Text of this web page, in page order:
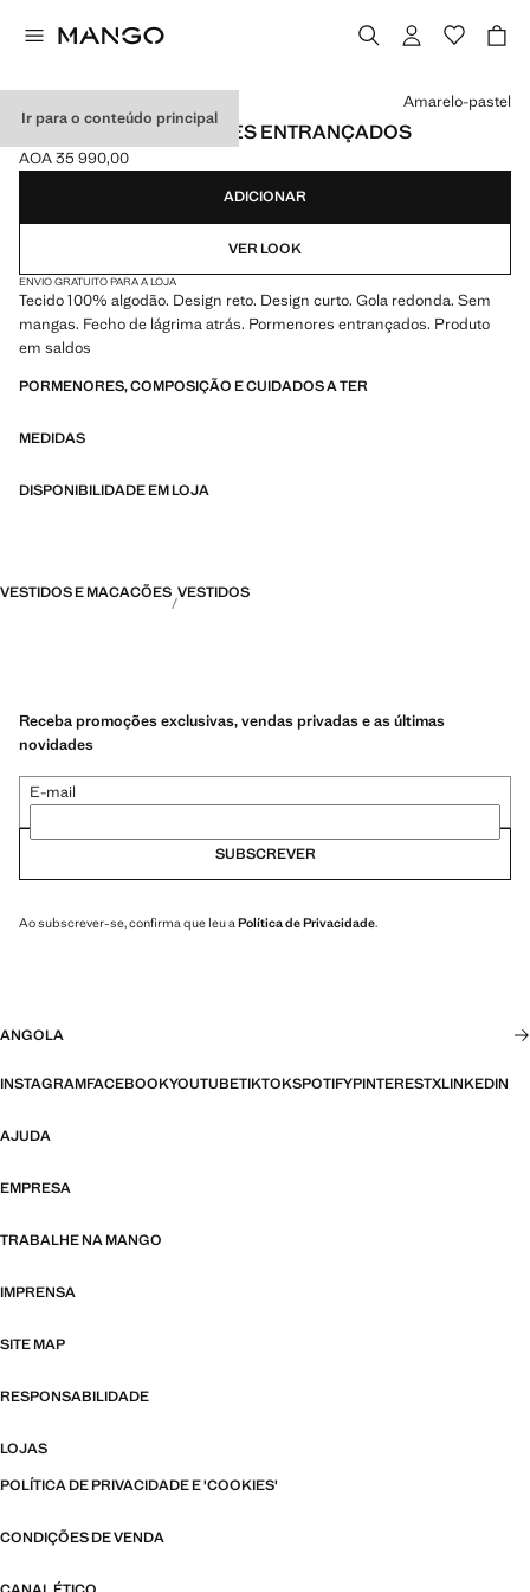
Ir para o conteúdo principal
VESTIDO COM DETALHES ENTRANÇADOS
Preço atual [AOA 35 990,00 ]
AOA 35 990,00
Selecione uma cor
Amarelo-pastel
ADICIONAR
VER LOOK
ENVIO GRATUITO PARA A LOJA
Tecido 100% algodão. Design reto. Design curto. Gola redonda. Sem
mangas. Fecho de lágrima atrás. Pormenores entrançados. Produto
em saldos
PORMENORES, COMPOSIÇÃO E CUIDADOS A TER
MEDIDAS
DISPONIBILIDADE EM LOJA
VESTIDOS E MACACÕES VESTIDOS
Receba promoções exclusivas, vendas privadas e as últimas
novidades
E-mail
SUBSCREVER
Ao subscrever-se, confirma que leu a Política de Privacidade.
ANGOLA
INSTAGRAMFACEBOOKYOUTUBETIKTOKSPOTIFYPINTERESTXLINKEDIN
AJUDA
EMPRESA
TRABALHE NA MANGO
IMPRENSA
SITE MAP
RESPONSABILIDADE
LOJAS
POLÍTICA DE PRIVACIDADE E 'COOKIES'
CONDIÇÕES DE VENDA